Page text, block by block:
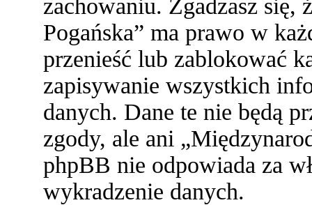
zachowaniu. Zgadzasz się,
Pogańska” ma prawo w
przenieść lub zablokować
zapisywanie wszystkich
danych. Dane te nie będą
zgody, ale ani
phpBB nie odpowiada za
wykradzenie danych.